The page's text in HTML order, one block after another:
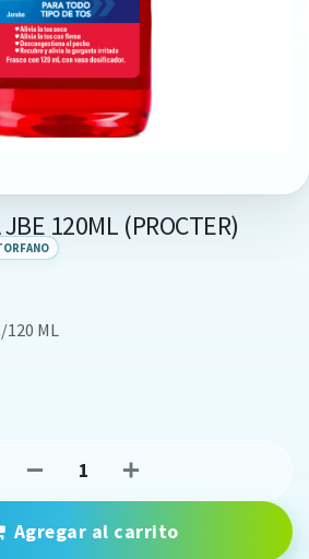
120ML (PROCTER)
120 ML
Agregar al carrito